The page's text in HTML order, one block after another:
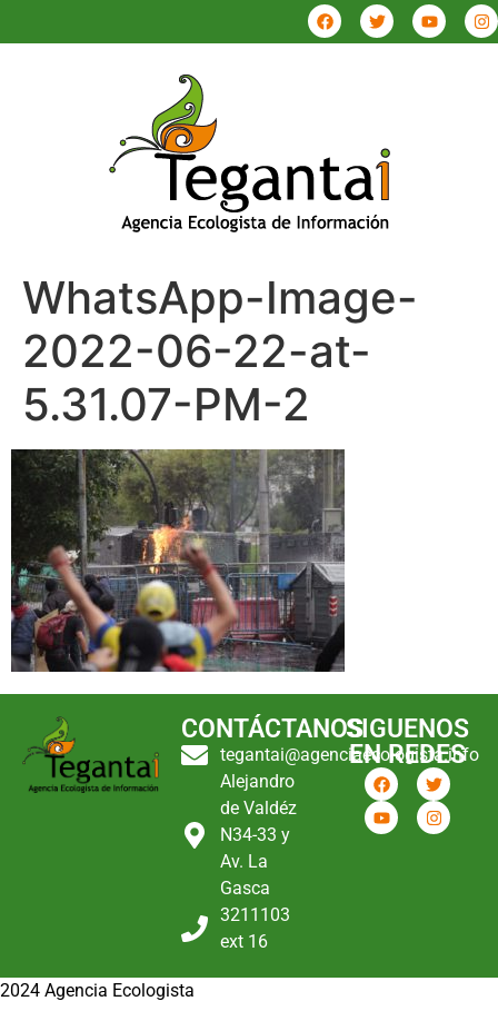
WhatsApp-Image-
2022-06-22-at-
5.31.07-PM-2
CONTÁCTANOS
tegantai@agenciaecologista.info
Alejandro
de Valdéz
N34-33 y
Av. La
Gasca
3211103
ext 16
SIGUENOS
EN REDES
2024 Agencia Ecologista